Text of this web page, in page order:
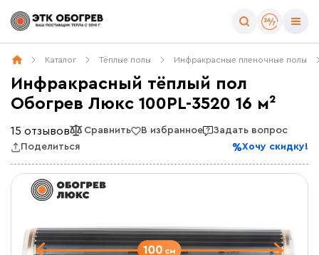
Каталог Тёплые полы Инфракрасные пленочные полы
Инфракрасный тёплый пол
Обогрев Люкс 100PL-3520 16 м²
15 отзывов Сравнить В избранное
Задать вопрос
Поделиться
Хочу скидку!